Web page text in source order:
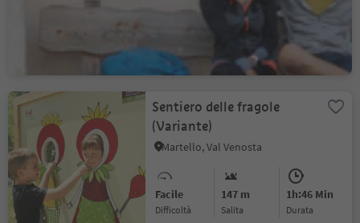
Difficoltà Salita
3h:25 Min
durata
Sentiero delle fragole
(Variante)
Martello, Val Venosta
Facile
Difficoltà
147 m
Salita
1h:46 Min
durata